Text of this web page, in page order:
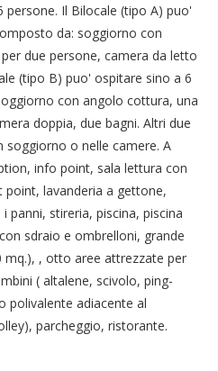
Il Bilocale (tipo A) puo'
da: soggiorno con
due persone, camera da letto
(tipo B) puo' ospitare sino a 6
con angolo cottura, una
doppia, due bagni. Altri due
o nelle camere. A
info point, sala lettura con
lavanderia a gettone,
panni, stireria, piscina, piscina
sdraio e ombrelloni, grande
mq.), , otto aree attrezzate per
( altalene, scivolo, ping-
polivalente adiacente al
parcheggio, ristorante.